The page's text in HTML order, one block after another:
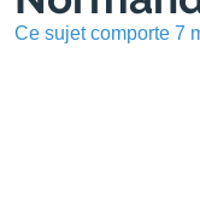
Ce sujet comporte 7